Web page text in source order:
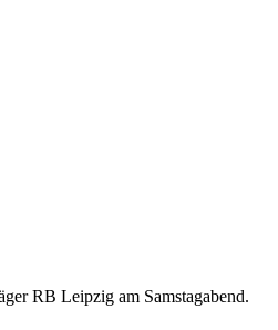
RB Leipzig am Samstagabend.